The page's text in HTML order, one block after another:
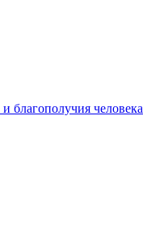
благополучия человека